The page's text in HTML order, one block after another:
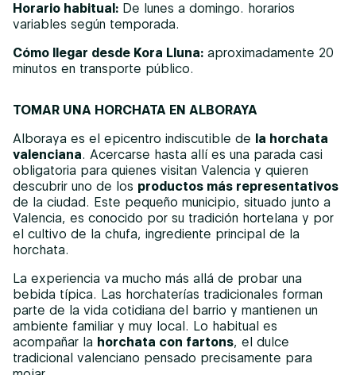
Horario habitual: De lunes a domingo. horarios
variables según temporada.
Cómo llegar desde Kora Lluna: aproximadamente 20
minutos en transporte público.
TOMAR UNA HORCHATA EN ALBORAYA
Alboraya es el epicentro indiscutible de la horchata
valenciana. Acercarse hasta allí es una parada casi
obligatoria para quienes visitan Valencia y quieren
descubrir uno de los productos más representativos
de la ciudad. Este pequeño municipio, situado junto a
Valencia, es conocido por su tradición hortelana y por
el cultivo de la chufa, ingrediente principal de la
horchata.
La experiencia va mucho más allá de probar una
bebida típica. Las horchaterías tradicionales forman
parte de la vida cotidiana del barrio y mantienen un
ambiente familiar y muy local. Lo habitual es
acompañar la horchata con fartons, el dulce
tradicional valenciano pensado precisamente para